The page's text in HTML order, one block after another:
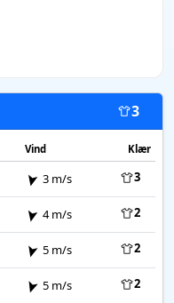
3
Vind Klær
3 m/s 3
4 m/s 2
5 m/s 2
5 m/s 2